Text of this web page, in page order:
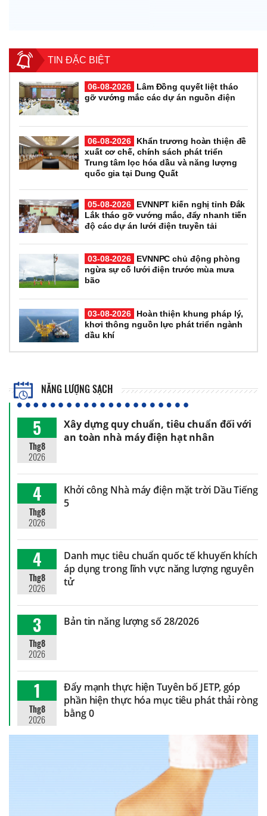
TIN ĐẶC BIỆT
06-08-2026
Lâm Đồng quyết liệt tháo
gỡ vướng mắc các dự án nguồn điện
06-08-2026
Khẩn trương hoàn thiện đề
xuất cơ chế, chính sách phát triển
Trung tâm lọc hóa dầu và năng lượng
quốc gia tại Dung Quất
05-08-2026
EVNNPT kiến nghị tỉnh Đắk
Lắk tháo gỡ vướng mắc, đẩy nhanh tiến
độ các dự án lưới điện truyền tải
03-08-2026
EVNNPC chủ động phòng
ngừa sự cố lưới điện trước mùa mưa
bão
03-08-2026
Hoàn thiện khung pháp lý,
khơi thông nguồn lực phát triển ngành
dầu khí
NĂNG LƯỢNG SẠCH
5
Thg8
2026
Xây dựng quy chuẩn, tiêu chuẩn đối với
an toàn nhà máy điện hạt nhân
4
Thg8
2026
Khởi công Nhà máy điện mặt trời Dầu Tiếng
5
4
Thg8
2026
Danh mục tiêu chuẩn quốc tế khuyến khích
áp dụng trong lĩnh vực năng lượng nguyên
tử
3
Thg8
2026
Bản tin năng lượng số 28/2026
1
Thg8
2026
Đẩy mạnh thực hiện Tuyên bố JETP, góp
phần hiện thực hóa mục tiêu phát thải ròng
bằng 0